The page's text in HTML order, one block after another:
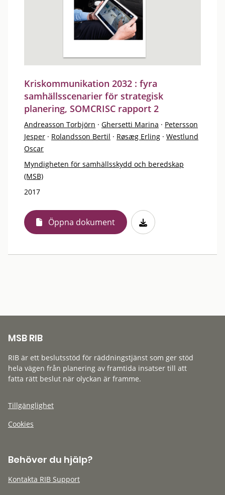
Kriskommunikation 2032 : fyra
samhällsscenarier för strategisk
planering, SOMCRISC rapport 2
Andreasson Torbjörn · Ghersetti Marina · Petersson
Jesper · Rolandsson Bertil · Røsæg Erling · Westlund
Oscar
Myndigheten för samhällsskydd och beredskap
(MSB)
2017
Öppna dokument
MSB RIB
RIB är ett beslutsstöd för räddningstjänst som ger stöd
hela vägen från planering av framtida insatser till att
fatta rätt beslut när olyckan är framme.
Tillgänglighet
Cookies
Behöver du hjälp?
Kontakta RIB Support